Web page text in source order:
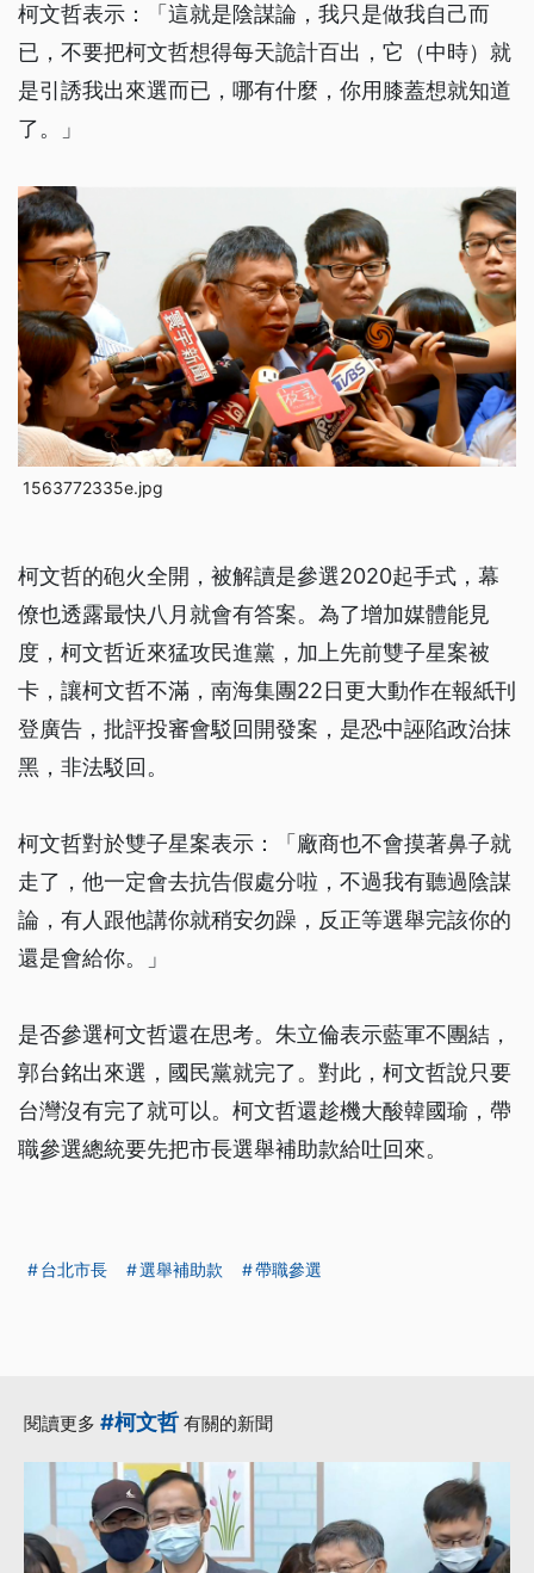
柯文哲表示：「這就是陰謀論，我只是做我自己而
已，不要把柯文哲想得每天詭計百出，它（中時）就
是引誘我出來選而已，哪有什麼，你用膝蓋想就知道
了。」
1563772335e.jpg
柯文哲的砲火全開，被解讀是參選2020起手式，幕
僚也透露最快八月就會有答案。為了增加媒體能見
度，柯文哲近來猛攻民進黨，加上先前雙子星案被
卡，讓柯文哲不滿，南海集團22日更大動作在報紙刊
登廣告，批評投審會駁回開發案，是恐中誣陷政治抹
黑，非法駁回。
柯文哲對於雙子星案表示：「廠商也不會摸著鼻子就
走了，他一定會去抗告假處分啦，不過我有聽過陰謀
論，有人跟他講你就稍安勿躁，反正等選舉完該你的
還是會給你。」
是否參選柯文哲還在思考。朱立倫表示藍軍不團結，
郭台銘出來選，國民黨就完了。對此，柯文哲說只要
台灣沒有完了就可以。柯文哲還趁機大酸韓國瑜，帶
職參選總統要先把市長選舉補助款給吐回來。
台北市長 選舉補助款 帶職參選
閱讀更多 #柯文哲 有關的新聞